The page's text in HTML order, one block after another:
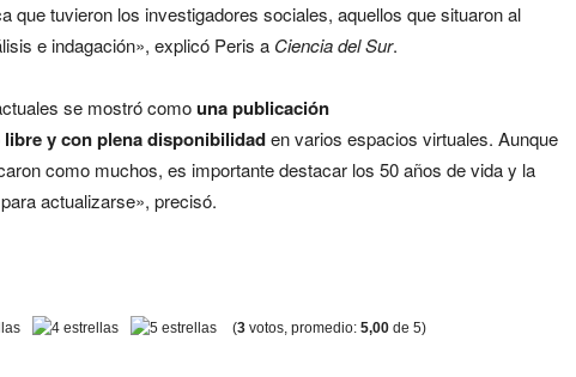
que tuvieron los investigadores sociales, aquellos que situaron al
e indagación», explicó Peris a Ciencia del Sur.
se mostró comouna publicación
y con plena disponibilidaden varios espacios virtuales. Aunque
como muchos, es importante destacar los 50 años de vida y la
actualizarse», precisó.
(3 votos, promedio: 5,00 de 5)